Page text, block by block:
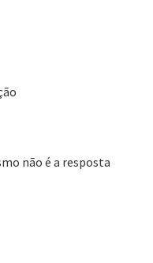
não é a resposta